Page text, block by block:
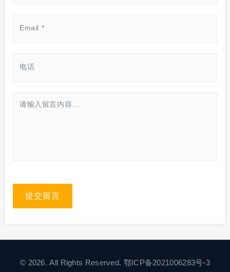
提交留言
© 2026. All Rights Reserved. 鄂ICP备2021006283号-3